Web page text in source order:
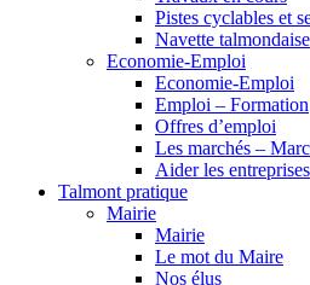
Pistes cyclables et
Navette talmondaise
Economie-Emploi
Economie-Emploi
Emploi – Formation
Offres d’emploi
Les marchés –
Aider les entreprises
Talmont pratique
Mairie
Mairie
Le mot du Maire
Nos élus